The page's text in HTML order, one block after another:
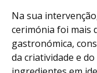
Na sua
cerimónia foi mais
gastronómica,
da criatividade e